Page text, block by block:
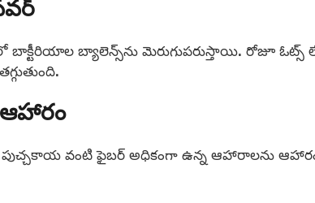
బాక్టీరియాల బ్యాలెన్స్‌ను మెరుగుపరుస్తాయి. రోజూ
ఆహారం
పుచ్చకాయ వంటి ఫైబర్ అధికంగా ఉన్న ఆహారాలను